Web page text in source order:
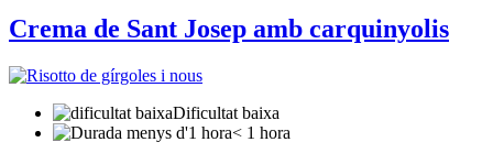
Crema de Sant Josep amb carquinyolis
Dificultat baixa
< 1 hora